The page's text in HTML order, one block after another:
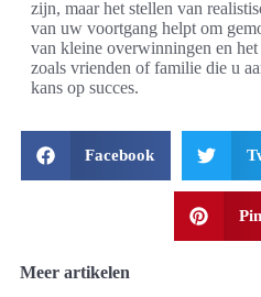
zijn, maar het stellen van
van uw voortgang helpt om
van kleine overwinningen en het
zoals vrienden of familie die u
kans op succes.
Facebook
Meer artikelen